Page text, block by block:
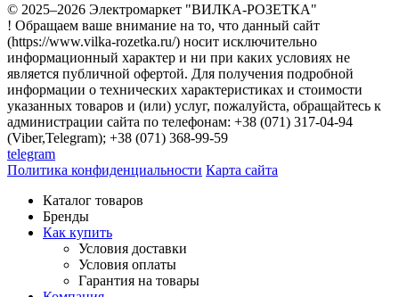
© 2025–2026 Электромаркет "ВИЛКА-РОЗЕТКА"
! Обращаем ваше внимание на то, что данный сайт
(https://www.vilka-rozetka.ru/) носит исключительно
информационный характер и ни при каких условиях не
является публичной офертой. Для получения подробной
информации о технических характеристиках и стоимости
указанных товаров и (или) услуг, пожалуйста, обращайтесь к
администрации сайта по телефонам: +38 (071) 317-04-94
(Viber,Telegram); +38 (071) 368-99-59
telegram
Политика конфиденциальности Карта сайта
Каталог товаров
Бренды
Как купить
Условия доставки
Условия оплаты
Гарантия на товары